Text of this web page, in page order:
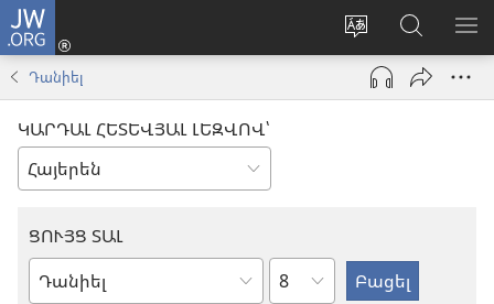
JW.ORG
Փոխել
կայքի
լեզուն
Մուտքագրվել
(բացվումՈրոնում
JW.ORG
կայքում
Դանիել
ԿԱՐԴԱԼ ՀԵՏԵՎՅԱԼ ԼԵԶՎՈՎ՝
ՑՈՒՅՑ ՏԱԼ
Աստվածաշնչյան
Ըստ